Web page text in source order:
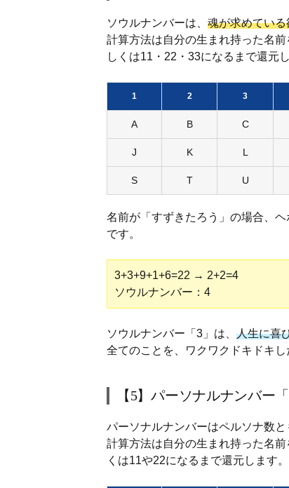
ソウルナンバーは、 魂が求めている
計算方法は自分の生まれ持った名
しくは11・22・33になるまで還元し
1 2 3
A B C
J K L
S T U
名前が「すずきたろう」の場合、
です。
3+3+9+1+6=22 → 2+2=4
ソウルナンバー：4
ソウルナンバー「3」は、 人生に喜
全てのことを、ワクワクドキドキ
【5】パーソナルナンバー
パーソナルナンバーはペルソナ数と
計算方法は自分の生まれ持った名
くは11や22になるまで還元します。